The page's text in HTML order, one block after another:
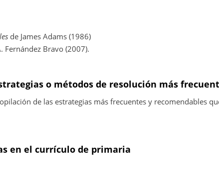
de James Adams (1986)
Fernández Bravo (2007).
o métodos de resolución más
de las estrategias más frecuentes y recomendables
en el currículo de primaria